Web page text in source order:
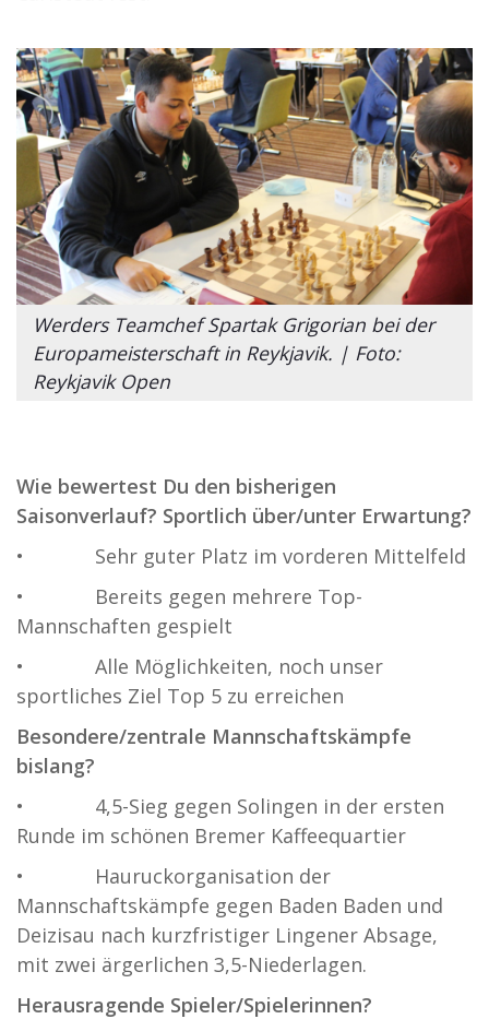
Werders Teamchef Spartak Grigorian bei der
Europameisterschaft in Reykjavik. | Foto:
Reykjavik Open
Wie bewertest Du den bisherigen
Saisonverlauf? Sportlich über/unter Erwartung?
• Sehr guter Platz im vorderen Mittelfeld
• Bereits gegen mehrere Top-
Mannschaften gespielt
• Alle Möglichkeiten, noch unser
sportliches Ziel Top 5 zu erreichen
Besondere/zentrale Mannschaftskämpfe
bislang?
• 4,5-Sieg gegen Solingen in der ersten
Runde im schönen Bremer Kaffeequartier
• Hauruckorganisation der
Mannschaftskämpfe gegen Baden Baden und
Deizisau nach kurzfristiger Lingener Absage,
mit zwei ärgerlichen 3,5-Niederlagen.
Herausragende Spieler/Spielerinnen?